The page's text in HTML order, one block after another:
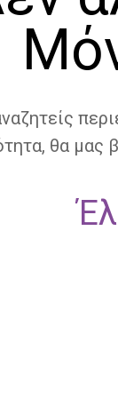
θα μας